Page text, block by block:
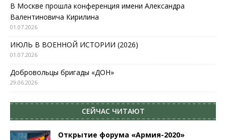
В Москве прошла конференция имени Александра
Валентиновича Кирилина
01.07.2026
ИЮЛЬ В ВОЕННОЙ ИСТОРИИ (2026)
01.07.2026
Добровольцы бригады «ДОН»
29.06.2026
СЕЙЧАС ЧИТАЮТ
Открытие форума «Армия-2020»